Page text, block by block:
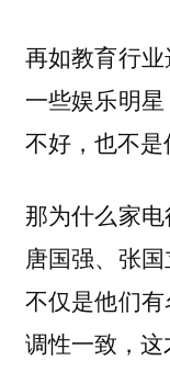
再如教育行
一些娱乐明
不好，也不是
那为什么家
唐国强、张
不仅是他们
调性一致，这